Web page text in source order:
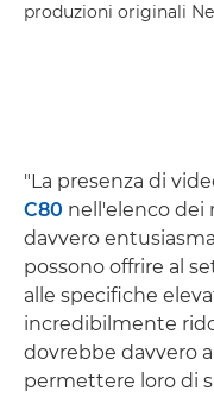
produzioni originali
"La presenza di
C80 nell'elenco dei
davvero
possono offrire al
alle specifiche
incredibilmente
dovrebbe davvero
permettere loro di